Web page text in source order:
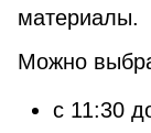
материалы.
Можно
с 11:30